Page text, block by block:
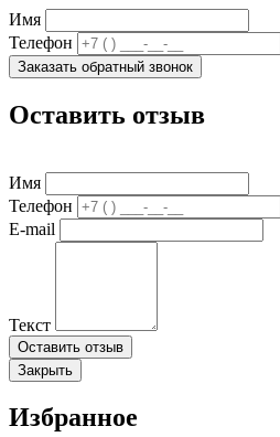
Имя
Телефон
Заказать обратный звонок
Оставить отзыв
Имя
Телефон
E-mail
Текст
Оставить отзыв
Закрыть
Избранное